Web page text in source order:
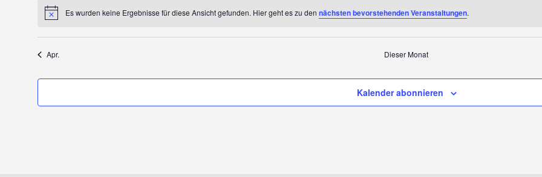
HinweisEs wurden keine Ergebnisse für diese Ansicht gefunden. Hier geht es zu den nächsten bevorstehenden Veranstaltungen.
Apr. Dieser Monat
Kalender abonnieren